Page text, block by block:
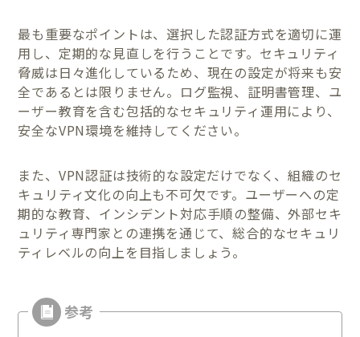
最も重要なポイントは、選択した認証方式を適切に運
用し、定期的な見直しを行うことです。セキュリティ
脅威は日々進化しているため、現在の設定が将来も安
全であるとは限りません。ログ監視、証明書管理、ユ
ーザー教育を含む包括的なセキュリティ運用により、
安全なVPN環境を維持してください。
また、VPN認証は技術的な設定だけでなく、組織のセ
キュリティ文化の向上も不可欠です。ユーザーへの定
期的な教育、インシデント対応手順の整備、外部セキ
ュリティ専門家との連携を通じて、総合的なセキュリ
ティレベルの向上を目指しましょう。